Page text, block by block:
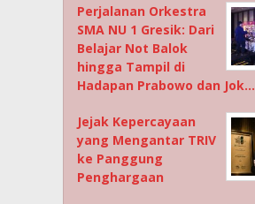
Perjalanan Orkestra
SMA NU 1 Gresik: Dari
Belajar Not Balok
hingga Tampil di
Hadapan Prabowo dan Jok…
Jejak Kepercayaan
yang Mengantar TRIV
ke Panggung
Penghargaan